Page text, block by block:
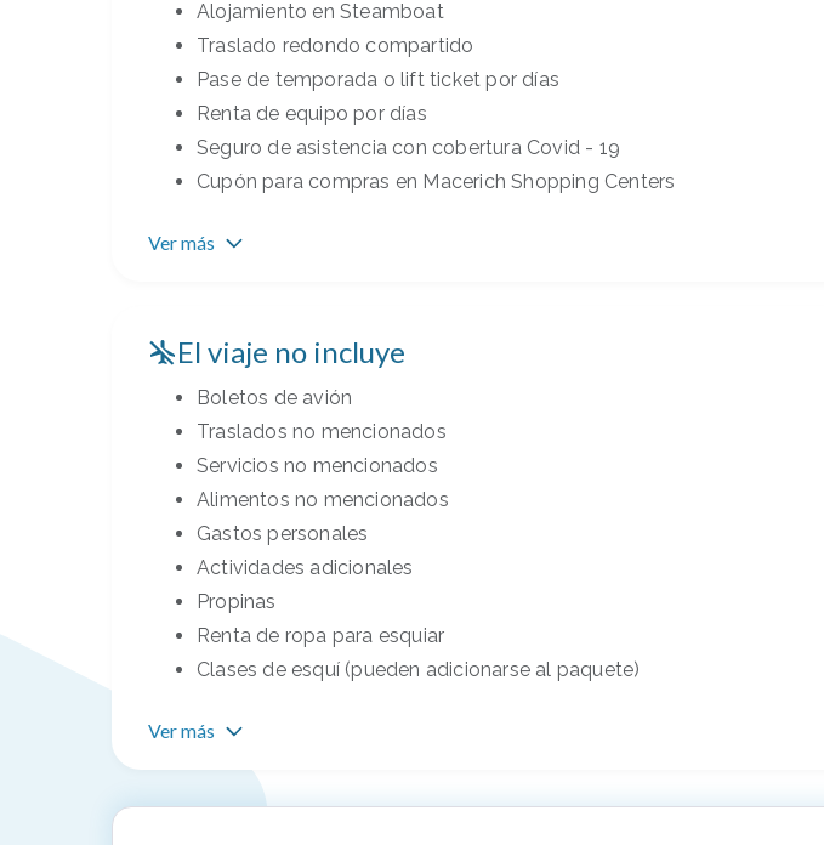
Alojamiento en Steamboat
Traslado redondo compartido
Pase de temporada o lift ticket por días
Renta de equipo por días
Seguro de asistencia con cobertura Covid - 19
Cupón para compras en Macerich Shopping Centers
Ver más
El viaje no incluye
Boletos de avión
Traslados no mencionados
Servicios no mencionados
Alimentos no mencionados
Gastos personales
Actividades adicionales
Propinas
Renta de ropa para esquiar
Clases de esquí (pueden adicionarse al paquete)
Ver más